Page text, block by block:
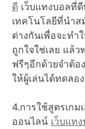
ดี เว็บแทงบอลที่
เทคโนโลยีที่นำ
ต่างกันเพื่อจะท
ถูกใจใช่เลย แล้
ฟรีๆอีกด้วยจำต้อ
ให้ผู้เล่นได้ทดลอ
4.การใช้สูตรเกม
ออนไลน์ เว็บแท